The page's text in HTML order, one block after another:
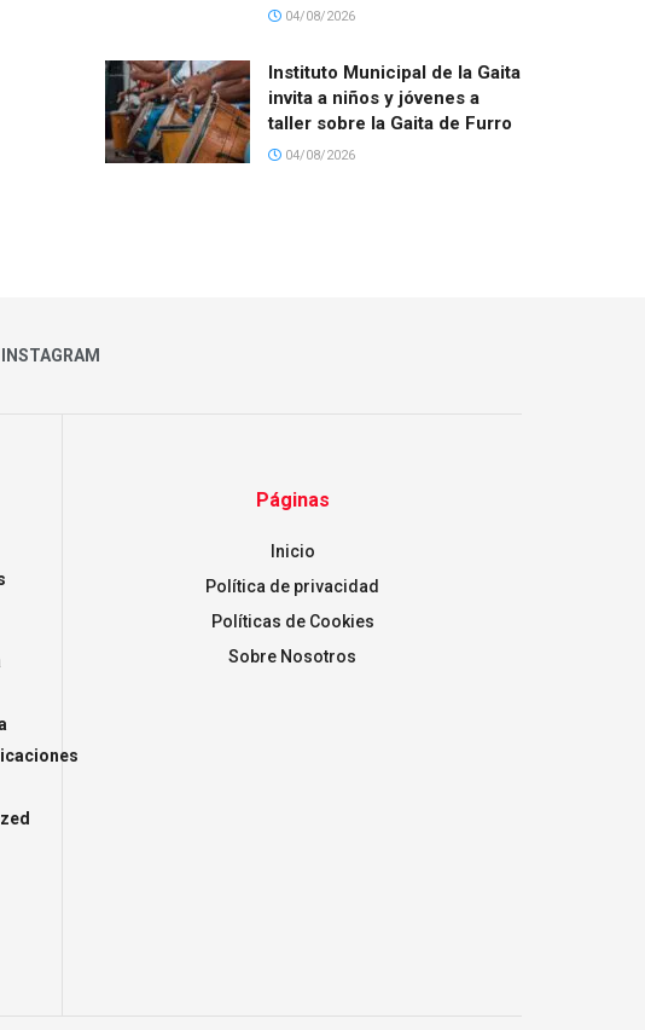
04/08/2026
Instituto Municipal de la Gaita
invita a niños y jóvenes a
taller sobre la Gaita de Furro
04/08/2026
INSTAGRAM
Páginas
Inicio
Política de privacidad
Políticas de Cookies
Sobre Nosotros